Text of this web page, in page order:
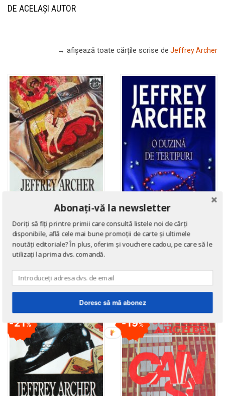
DE ACELAȘI AUTOR
→ afișează toate cărțile scrise de Jeffrey Archer
LITERATURĂ
O chestiune de onoare
deJeffrey Archer
LITERATURĂ
deJeffrey Archer
21% 19%
Abonați-vă la newsletter
Doriți să fiți printre primii care consultă listele noi de cărți
disponibile, află cele mai bune promoții de carte și ultimele
noutăți editoriale? În plus, oferim și vouchere cadou, pe care să le
utilizați la prima dvs. comandă.
Doresc să mă abonez